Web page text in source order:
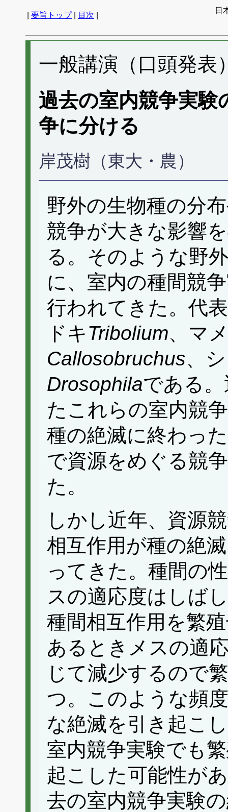
要旨トップ| 目次
日
一般講演（口頭発表
過去の室内競争実験
争に分ける
岸茂樹（東大・農）
野外の生物種の分
競争が大きな影響
る。そのような野
に、室内の種間競
行われてきた。代
ドキTribolium、マ
Callosobruchus、
Drosophilaである
たこれらの室内競
種の絶滅に終わっ
で資源をめぐる競
た。
しかし近年、資源
相互作用が種の絶
ってきた。種間の
スの適応度はしば
種間相互作用を繁
あるときメスの適
じて減少するので
つ。このような頻
な絶滅を引き起こ
室内競争実験でも
起こした可能性が
去の室内競争実験